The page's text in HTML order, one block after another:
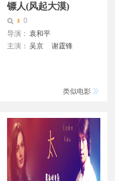
镖人(风起大漠)
0
导演： 袁和平
主演： 吴京
谢霆锋
梁壁荧
董思成
类似电影